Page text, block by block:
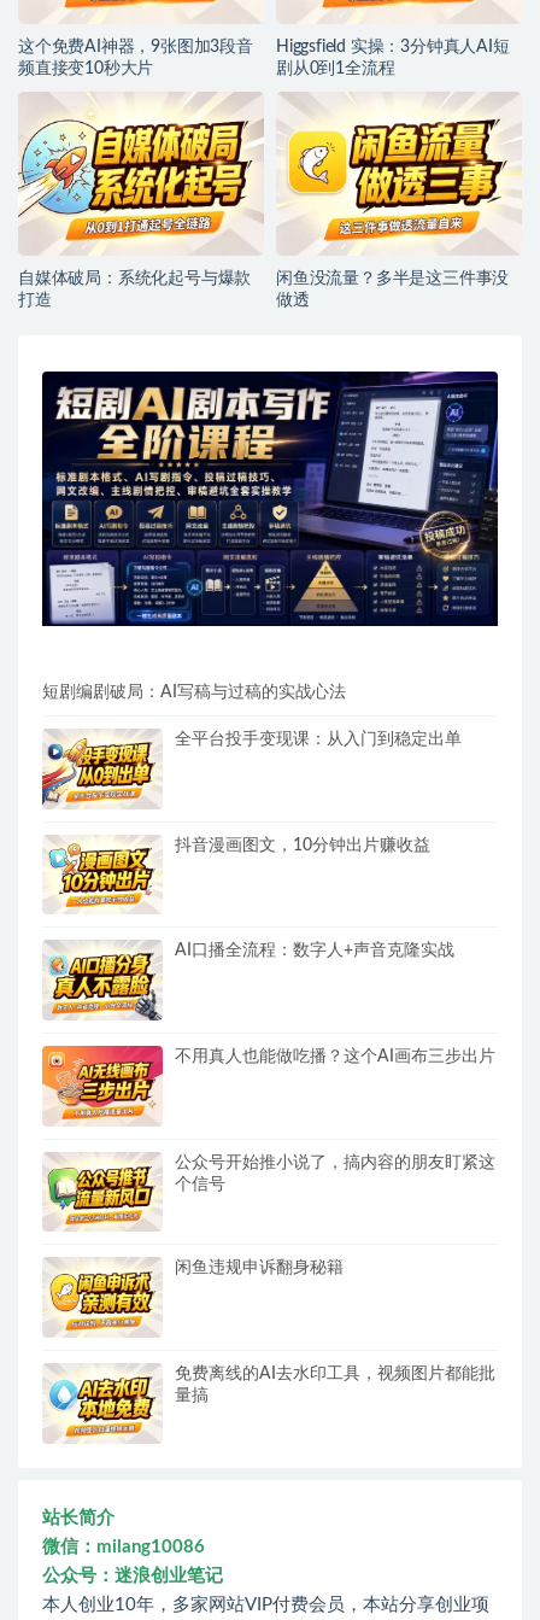
这个免费AI神器，9张图加3段音
频直接变10秒大片
Higgsfield 实操：3分钟真人AI短
剧从0到1全流程
自媒体破局：系统化起号与爆款
打造
闲鱼没流量？多半是这三件事没
做透
短剧编剧破局：AI写稿与过稿的实战心法
全平台投手变现课：从入门到稳定出单
抖音漫画图文，10分钟出片赚收益
AI口播全流程：数字人+声音克隆实战
不用真人也能做吃播？这个AI画布三步出片
公众号开始推小说了，搞内容的朋友盯紧这
个信号
闲鱼违规申诉翻身秘籍
免费离线的AI去水印工具，视频图片都能批
量搞
站长简介
微信：milang10086
公众号：迷浪创业笔记
本人创业10年，多家网站VIP付费会员，本站分享创业项